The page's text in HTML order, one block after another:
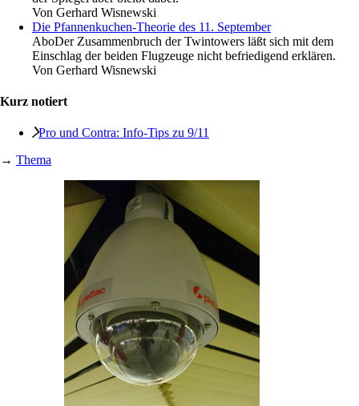
Von Gerhard Wisnewski
Die Pfannenkuchen-Theorie des 11. September
AboDer Zusammenbruch der Twintowers läßt sich mit dem
Einschlag der beiden Flugzeuge nicht befriedigend erklären.
Von Gerhard Wisnewski
Kurz notiert
Pro und Contra: Info-Tips zu 9/11
→ Thema